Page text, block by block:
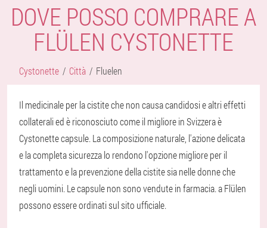
DOVE POSSO COMPRARE A
FLÜLEN CYSTONETTE
Cystonette Città Fluelen
Il medicinale per la cistite che non causa candidosi e altri effetti
collaterali ed è riconosciuto come il migliore in Svizzera è
Cystonette capsule. La composizione naturale, l'azione delicata
e la completa sicurezza lo rendono l'opzione migliore per il
trattamento e la prevenzione della cistite sia nelle donne che
negli uomini. Le capsule non sono vendute in farmacia. a Flülen
possono essere ordinati sul sito ufficiale.